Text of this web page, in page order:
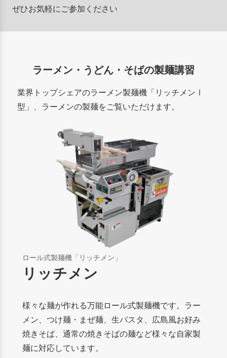
ぜひお気軽にご参加ください
ラーメン・うどん・そばの製麺講習
業界トップシェアのラーメン製麺機「リッチメンⅠ
型」、ラーメンの製麺をご覧いただけます。
ロール式製麺機「リッチメン」
リッチメン
様々な麺が作れる万能ロール式製麺機です。ラー
メン、つけ麺・まぜ麺、生パスタ、広島風お好み
焼きそば、通常の焼きそばの麺など様々な自家製
麺に対応しています。